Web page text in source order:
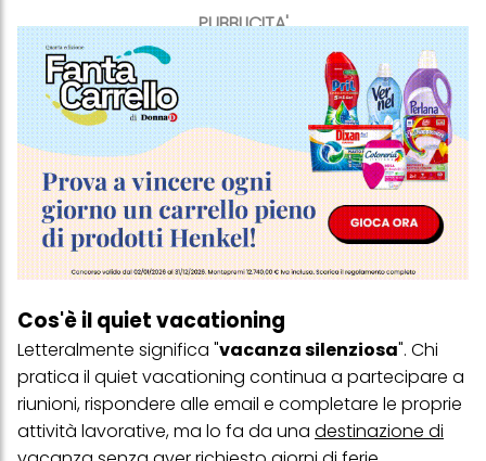
PUBBLICITA'
Cos'è il quiet vacationing
Letteralmente significa "vacanza silenziosa". Chi
pratica il quiet vacationing continua a partecipare a
riunioni, rispondere alle email e completare le proprie
attività lavorative, ma lo fa da una destinazione di